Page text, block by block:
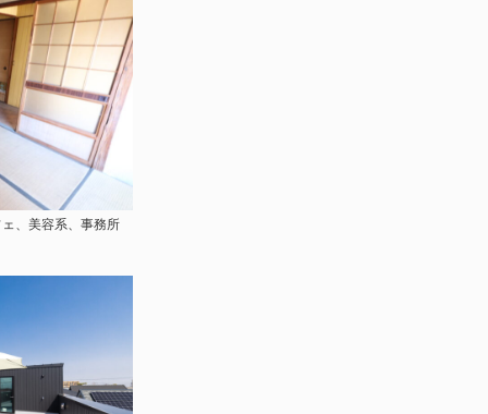
、美容系、事務所